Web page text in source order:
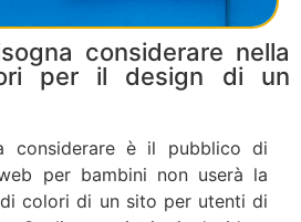
considerare nella
per il design di un
considerare è il pubblico di
per bambini non userà la
colori di un sito per utenti di